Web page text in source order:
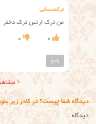
ترکمنستانی
من ترک ارتین ترک دختر
0
0
پاسخ
ناوبری
نظر
<
دیدگاه شما چیست؟ در کادر زیر
دیدگاه*